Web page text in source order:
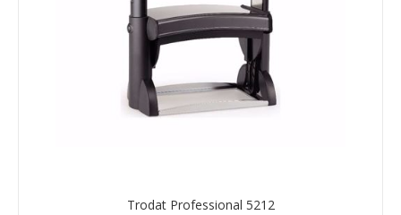
Trodat Professional 5212